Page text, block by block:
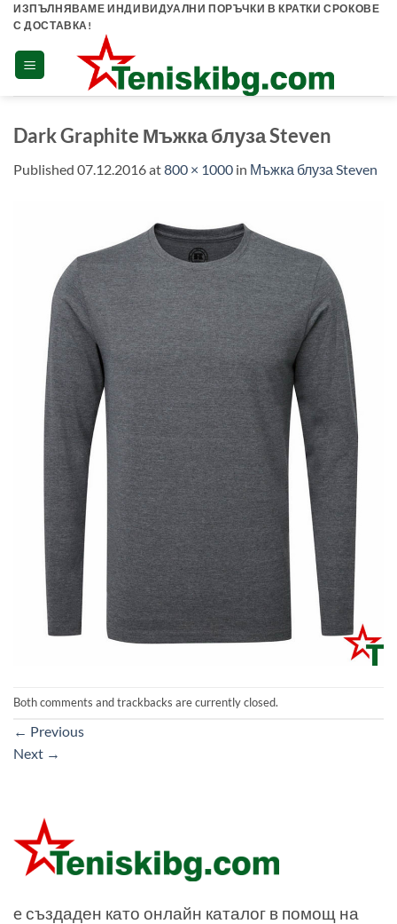
Skip
content
ИЗПЪЛНЯВАМЕ ИНДИВИДУАЛНИ ПОРЪЧКИ В КРАТКИ СРОКОВЕ
С ДОСТАВКА!
Dark Graphite Мъжка блуза Steven
Published 07.12.2016at800 × 1000 in Мъжка блуза Steven
Both comments and trackbacks are currently closed.
← Previous
Next →
e създаден като онлайн каталог в помощ на